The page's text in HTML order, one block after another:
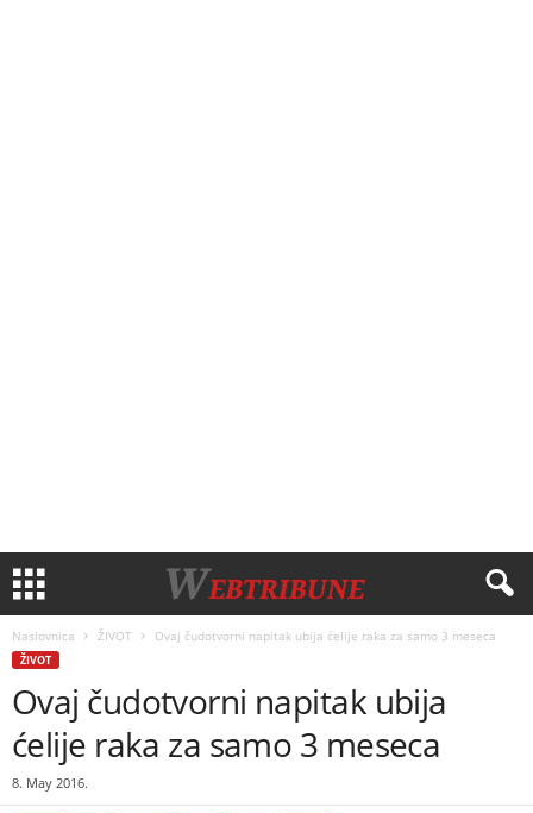
Naslovnica ŽIVOT Ovaj čudotvorni napitak ubija ćelije raka za samo 3 meseca
ŽIVOT
Ovaj čudotvorni napitak ubija
ćelije raka za samo 3 meseca
8. May 2016.